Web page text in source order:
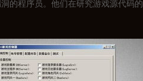
的程序员。他们在研究游戏源代码